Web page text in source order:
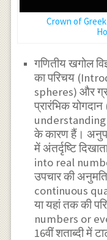
Crown of
गणितीय खगोल
का परिचय
spheres) और
प्रारंभिक
के कारण हैं।
में अंतर्दृष्टि
into real
उपचार की
continuous
या यहां तक की
numbers or
16वीं शताब्दी में